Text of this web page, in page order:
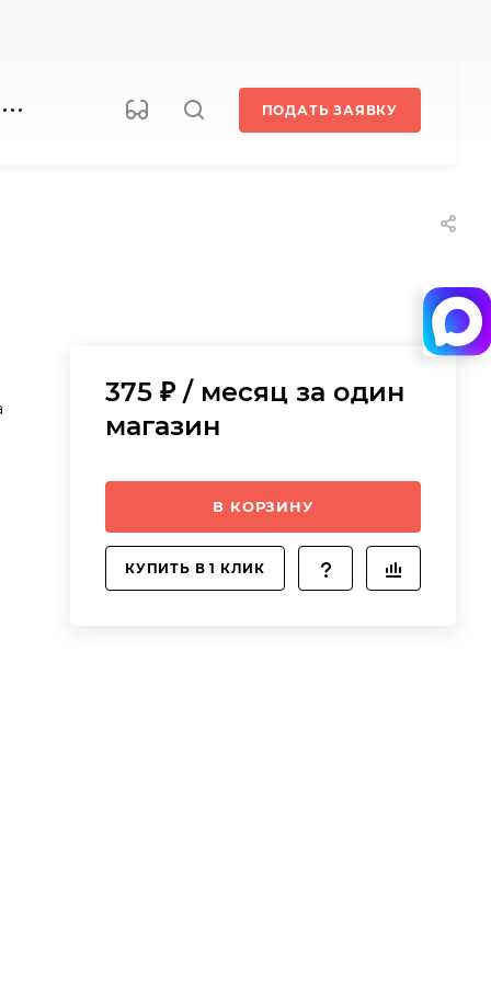
ПОДАТЬ ЗАЯВКУ
375 ₽ / месяц за один
магазин
В КОРЗИНУ
КУПИТЬ В 1 КЛИК